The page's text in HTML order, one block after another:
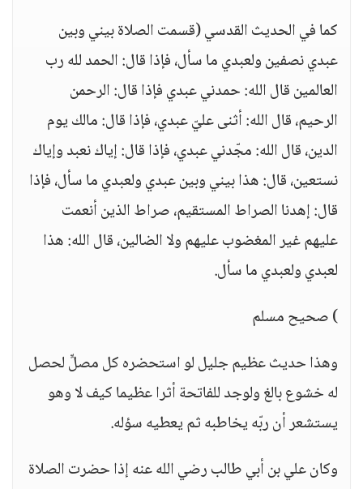
كما في الحديث القدسي (قسمت الصلاة بيني وبين
عبدي نصفين ولعبدي ما سأل، فإذا قال: الحمد لله رب
العالمين قال الله: حمدني عبدي فإذا قال: الرحمن
الرحيم، قال الله: أثنى عليّ عبدي، فإذا قال: مالك يوم
الدين، قال الله: مجّدني عبدي، فإذا قال: إياك نعبد وإياك
نستعين، قال: هذا بيني وبين عبدي ولعبدي ما سأل، فإذا
قال: إهدنا الصراط المستقيم، صراط الذين أنعمت
عليهم غير المغضوب عليهم ولا الضالين، قال الله: هذا
لعبدي ولعبدي ما سأل.
) صحيح مسلم
وهذا حديث عظيم جليل لو استحضره كل مصلٍّ لحصل
له خشوع بالغ ولوجد للفاتحة أثرا عظيما كيف لا وهو
يستشعر أن ربّه يخاطبه ثم يعطيه سؤله.
وكان علي بن أبي طالب رضي الله عنه إذا حضرت الصلاة